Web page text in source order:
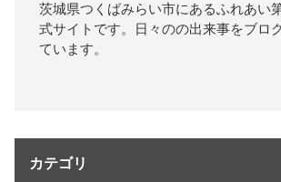
茨城県つくばみらい市にあるふれあい
式サイトです。日々のの出来事をブロ
ています。
カテゴリ